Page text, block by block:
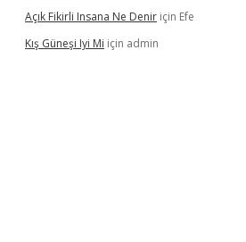
Açık Fikirli Insana Ne Denir için Efe
Kış Güneşi Iyi Mi için admin